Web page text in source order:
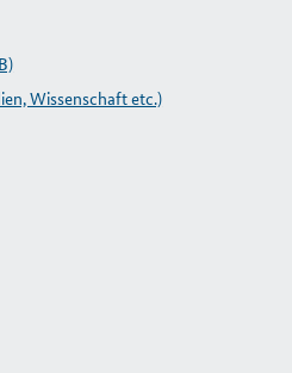
Wissenschaft etc.)